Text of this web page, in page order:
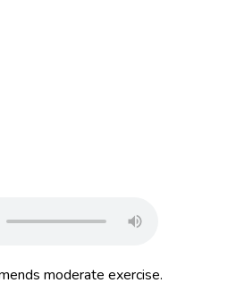
moderate exercise.